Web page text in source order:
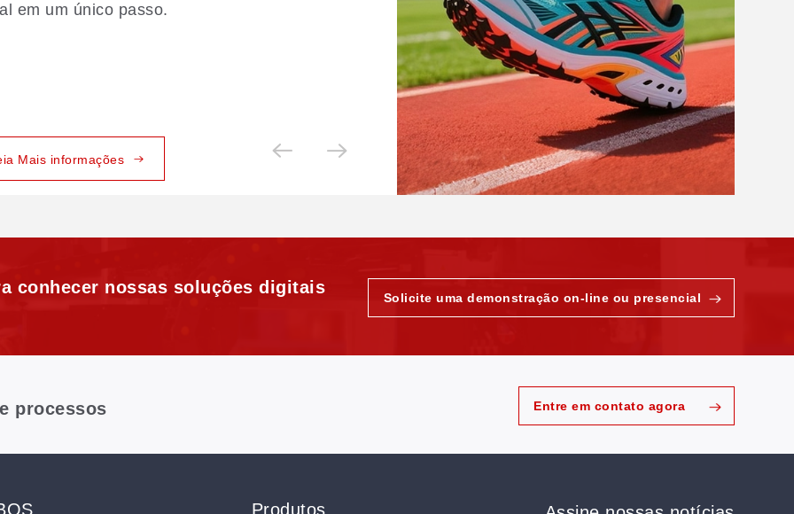
em um único passo.
Mais informações
conhecer nossas soluções digitais
Solicite uma demonstração on-line ou presencial
processos Entre em contato agora
Produtos